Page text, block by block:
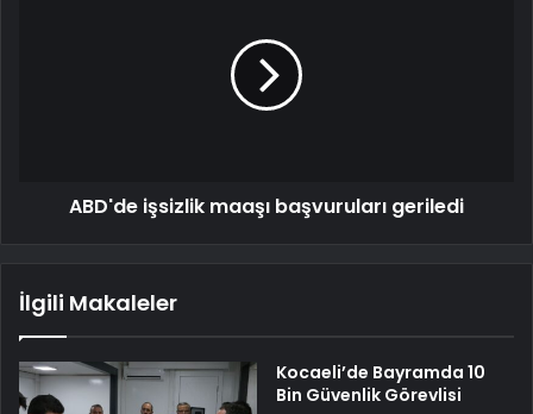
ABD'de işsizlik maaşı başvuruları geriledi
İlgili Makaleler
Kocaeli’de Bayramda 10
Bin Güvenlik Görevlisi